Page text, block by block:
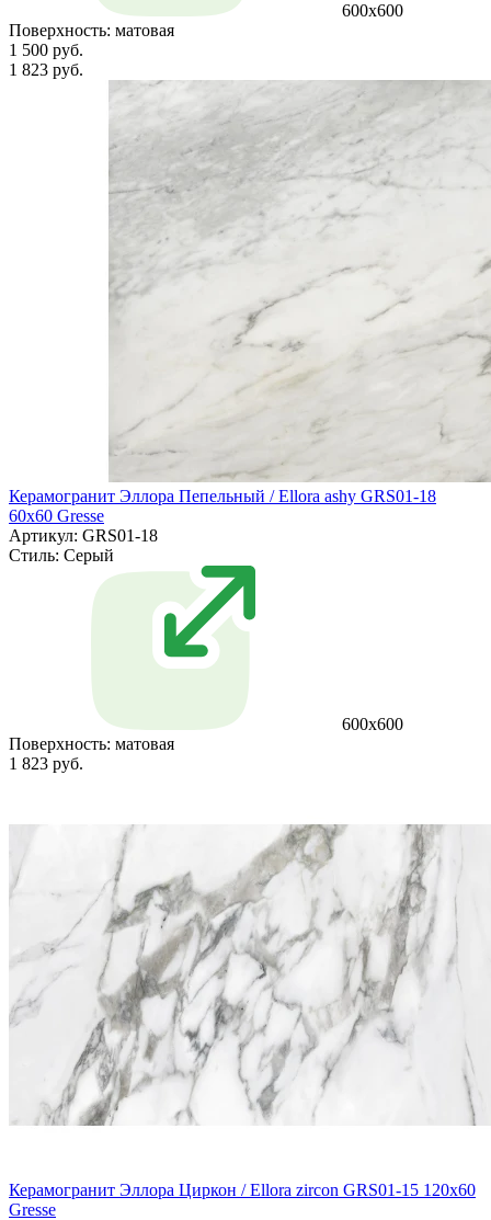
600х600
Поверхность: матовая
1 500 руб.
1 823 руб.
Керамогранит Эллора Пепельный / Ellora ashy GRS01-18
60х60 Gresse
Артикул: GRS01-18
Стиль: Серый
600х600
Поверхность: матовая
1 823 руб.
Керамогранит Эллора Циркон / Ellora zircon GRS01-15 120х60
Gresse